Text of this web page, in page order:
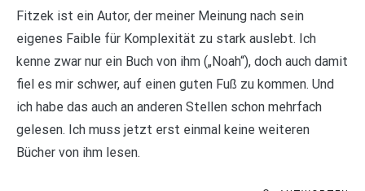
Fitzek ist ein Autor, der meiner Meinung nach sein
eigenes Faible für Komplexität zu stark auslebt. Ich
kenne zwar nur ein Buch von ihm („Noah“), doch auch damit
fiel es mir schwer, auf einen guten Fuß zu kommen. Und
ich habe das auch an anderen Stellen schon mehrfach
gelesen. Ich muss jetzt erst einmal keine weiteren
Bücher von ihm lesen.